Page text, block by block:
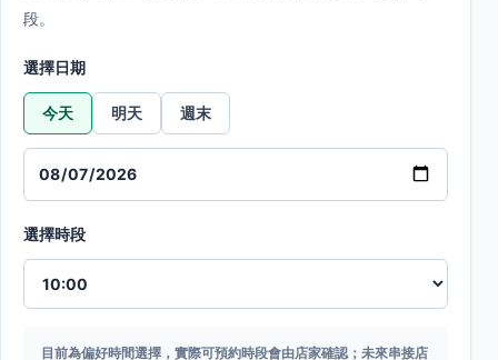
段。
選擇日期
今天 明天 週末
選擇時段
目前為偏好時間選擇，實際可預約時段會由店家確認；未來串接店